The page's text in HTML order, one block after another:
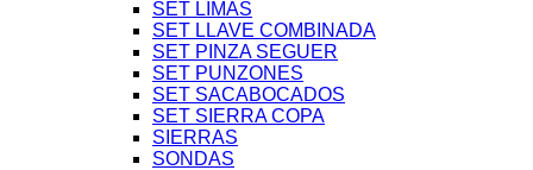
SET LIMAS
SET LLAVE COMBINADA
SET PINZA SEGUER
SET PUNZONES
SET SACABOCADOS
SET SIERRA COPA
SIERRAS
SONDAS